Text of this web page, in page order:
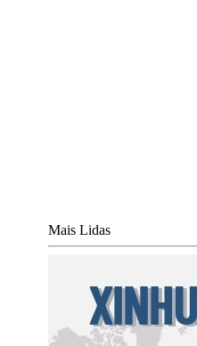
Mais Lidas